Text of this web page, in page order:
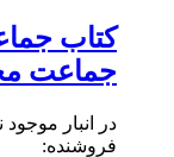
کتاب
جماعت
در انبار
فروشنده: